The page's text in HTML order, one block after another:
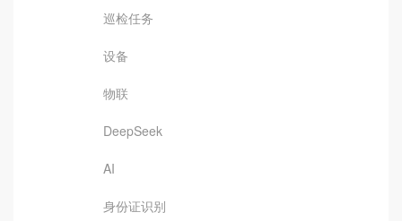
巡检任务
设备
物联
DeepSeek
AI
身份证识别